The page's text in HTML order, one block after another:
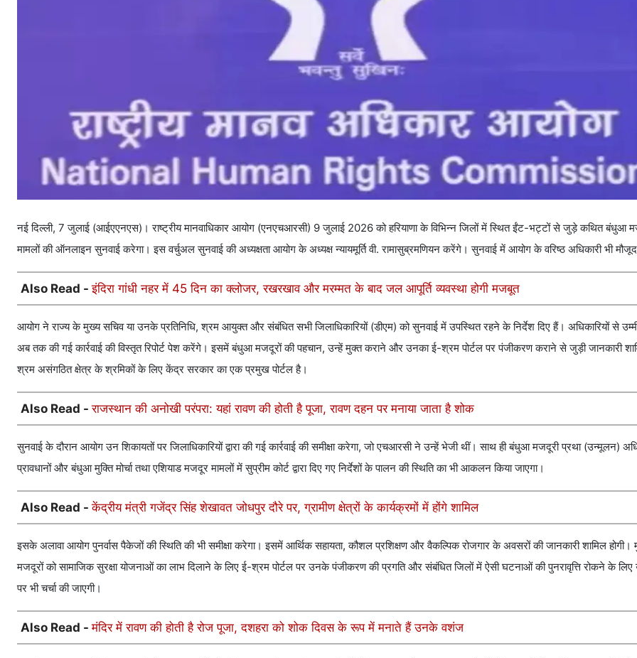
नई दिल्ली, 7 जुलाई (आईएएनएस)। राष्ट्रीय मानवाधिकार आयोग (एनएचआरसी) 9 जुलाई 2026 को हरियाणा के विभिन्न जिलों में स्थित ईंट-भट्टों से जुड़े कथित बंधुआ
मामलों की ऑनलाइन सुनवाई करेगा। इस वर्चुअल सुनवाई की अध्यक्षता आयोग के अध्यक्ष न्यायमूर्ति वी. रामासुब्रमणियन करेंगे। सुनवाई में आयोग के वरिष्ठ अधिकारी भी
Also Read -इंदिरा गांधी नहर में 45 दिन का क्लोजर, रखरखाव और मरम्मत के बाद जल आपूर्ति व्यवस्था होगी मजबूत
आयोग ने राज्य के मुख्य सचिव या उनके प्रतिनिधि, श्रम आयुक्त और संबंधित सभी जिलाधिकारियों (डीएम) को सुनवाई में उपस्थित रहने के निर्देश दिए हैं। अधिकारियों से
अब तक की गई कार्रवाई की विस्तृत रिपोर्ट पेश करेंगे। इसमें बंधुआ मजदूरों की पहचान, उन्हें मुक्त कराने और उनका ई-श्रम पोर्टल पर पंजीकरण कराने से जुड़ी जानकारी
श्रम असंगठित क्षेत्र के श्रमिकों के लिए केंद्र सरकार का एक प्रमुख पोर्टल है।
Also Read -राजस्थान की अनोखी परंपरा: यहां रावण की होती है पूजा, रावण दहन पर मनाया जाता है शोक
सुनवाई के दौरान आयोग उन शिकायतों पर जिलाधिकारियों द्वारा की गई कार्रवाई की समीक्षा करेगा, जो एचआरसी ने उन्हें भेजी थीं। साथ ही बंधुआ मजदूरी प्रथा (उन्मूलन)
प्रावधानों और बंधुआ मुक्ति मोर्चा तथा एशियाड मजदूर मामलों में सुप्रीम कोर्ट द्वारा दिए गए निर्देशों के पालन की स्थिति का भी आकलन किया जाएगा।
Also Read -केंद्रीय मंत्री गजेंद्र सिंह शेखावत जोधपुर दौरे पर, ग्रामीण क्षेत्रों के कार्यक्रमों में होंगे शामिल
इसके अलावा आयोग पुनर्वास पैकेजों की स्थिति की भी समीक्षा करेगा। इसमें आर्थिक सहायता, कौशल प्रशिक्षण और वैकल्पिक रोजगार के अवसरों की जानकारी शामिल होगी।
मजदूरों को सामाजिक सुरक्षा योजनाओं का लाभ दिलाने के लिए ई-श्रम पोर्टल पर उनके पंजीकरण की प्रगति और संबंधित जिलों में ऐसी घटनाओं की पुनरावृत्ति रोकने के लिए
पर भी चर्चा की जाएगी।
Also Read -मंदिर में रावण की होती है रोज पूजा, दशहरा को शोक दिवस के रूप में मनाते हैं उनके वशंज